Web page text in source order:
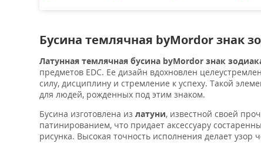
Бусина темлячная byMordor знак
Латунная темлячная бусина byMordor знак
предметов EDC. Ее дизайн вдохновлен
силу, дисциплину и стремление к успеху. Такой
для людей, рожденных под этим знаком.
Бусина изготовлена из латуни, известной своей
патинированием, что придает аксессуару
рисунка. Высокая точность исполнения делает узор